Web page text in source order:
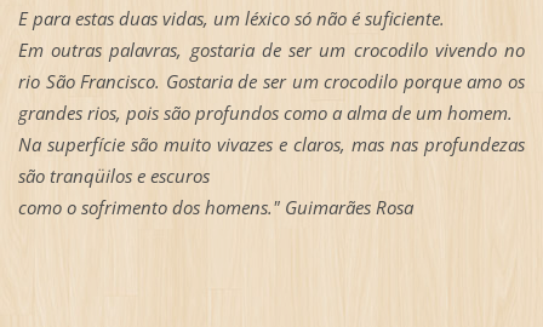
E para estas duas vidas, um léxico só não é suficiente.
Em outras palavras, gostaria de ser um crocodilo vivendo no
rio São Francisco. Gostaria de ser um crocodilo porque amo os
grandes rios, pois são profundos como a alma de um homem.
Na superfície são muito vivazes e claros, mas nas profundezas
são tranqüilos e escuros
como o sofrimento dos homens." Guimarães Rosa